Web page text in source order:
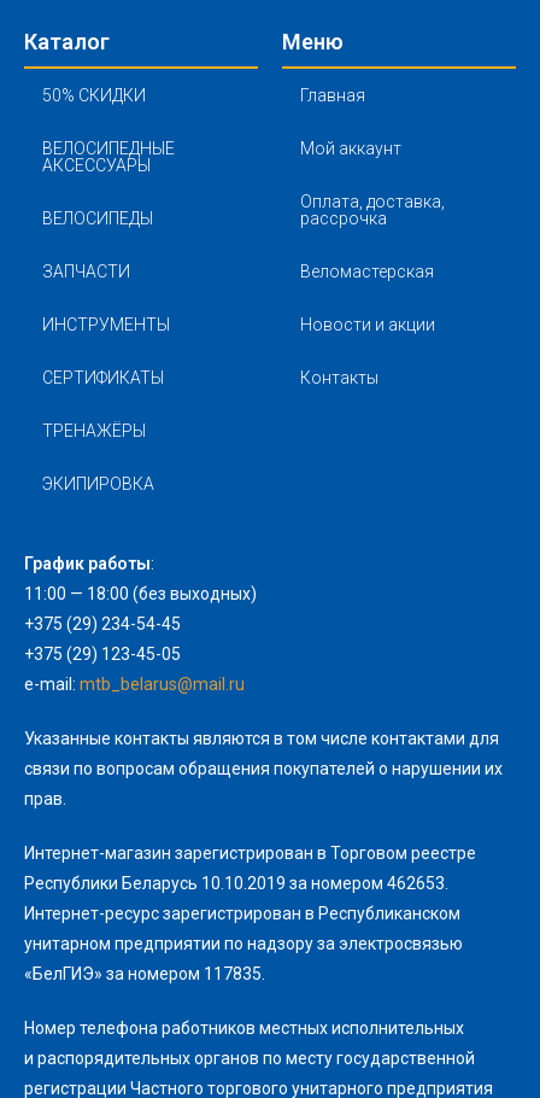
Каталог
50% СКИДКИ
ВЕЛОСИПЕДНЫЕ
АКСЕССУАРЫ
ВЕЛОСИПЕДЫ
ЗАПЧАСТИ
ИНСТРУМЕНТЫ
СЕРТИФИКАТЫ
ТРЕНАЖЁРЫ
ЭКИПИРОВКА
Меню
Главная
Мой аккаунт
Оплата, доставка,
рассрочка
Веломастерская
Новости и акции
Контакты
График работы:
11:00 — 18:00 (без выходных)
+375 (29) 234-54-45
+375 (29) 123-45-05
e-mail: mtb_belarus@mail.ru
Указанные контакты являются в том числе контактами для
связи по вопросам обращения покупателей о нарушении их
прав.
Интернет-магазин зарегистрирован в Торговом реестре
Республики Беларусь 10.10.2019 за номером 462653.
Интернет-ресурс зарегистрирован в Республиканском
унитарном предприятии по надзору за электросвязью
«БелГИЭ» за номером 117835.
Номер телефона работников местных исполнительных
и распорядительных органов по месту государственной
регистрации Частного торгового унитарного предприятия